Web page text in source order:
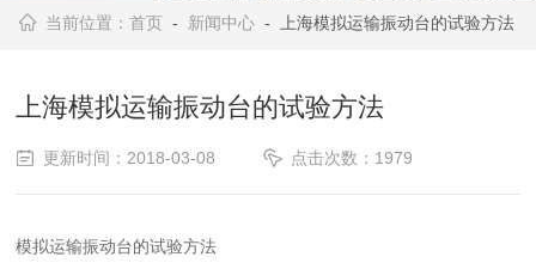
当前位置：首页 - 新闻中心 - 上海模拟运输振动台的试验方法
上海模拟运输振动台的试验方法
更新时间：2018-03-08 点击次数：1979
模拟运输振动台的试验方法